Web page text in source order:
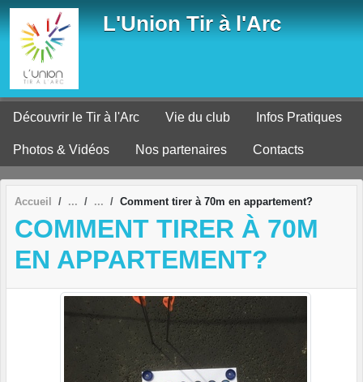
L'Union Tir à l'Arc
Découvrir le Tir à l'Arc Vie du club Infos Pratiques
Photos & Vidéos Nos partenaires Contacts
Accueil Comment tirer à 70m en appartement?
COMMENT TIRER À 70M
EN APPARTEMENT?
Panneau de gestion des cookies